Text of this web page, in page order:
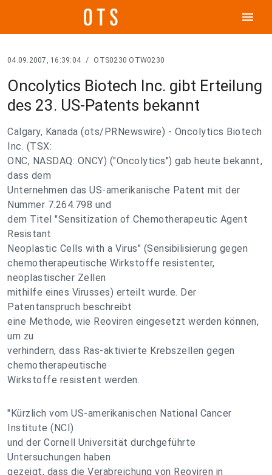
menu
04.09.2007, 16:39:04 / OTS0230 OTW0230
Oncolytics Biotech Inc. gibt Erteilung
des 23. US-Patents bekannt
Calgary, Kanada (ots/PRNewswire) - Oncolytics Biotech
Inc. (TSX:
ONC, NASDAQ: ONCY) ("Oncolytics") gab heute bekannt,
dass dem
Unternehmen das US-amerikanische Patent mit der
Nummer 7.264.798 und
dem Titel "Sensitization of Chemotherapeutic Agent
Resistant
Neoplastic Cells with a Virus" (Sensibilisierung gegen
chemotherapeutische Wirkstoffe resistenter,
neoplastischer Zellen
mithilfe eines Virusses) erteilt wurde. Der
Patentanspruch beschreibt
eine Methode, wie Reoviren eingesetzt werden können,
um zu
verhindern, dass Ras-aktivierte Krebszellen gegen
chemotherapeutische
Wirkstoffe resistent werden.
"Kürzlich vom US-amerikanischen National Cancer
Institute (NCI)
und der Cornell Universität durchgeführte
Untersuchungen haben
gezeigt, dass die Verabreichung von Reoviren in